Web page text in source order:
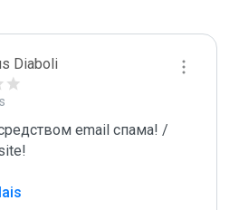
Diaboli
email спама! /